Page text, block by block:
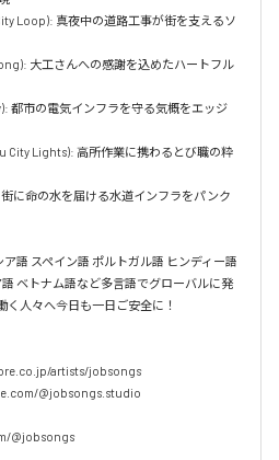
Loop): 真夜中の道路工事が街を支えるソ
大工さんへの感謝を込めたハートフル
都市の電気インフラを守る気概をエッジ
City Lights): 高所作業に携わるとび職の粋
に命の水を届ける水道インフラをパンク
語 スペイン語 ポルトガル語 ヒンディー語
ベトナム語など多言語でグローバルに発
く人々へ今日も一日ご安全に！
artists/jobsongs
@jobsongs.studio
@jobsongs